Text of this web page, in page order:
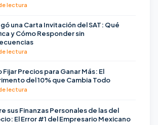
lectura
una Carta Invitación del SAT: Qué
y Cómo Responder sin
lectura
Fijar Precios para Ganar Más: El
del 10% que Cambia Todo
lectura
sus Finanzas Personales de las del
El Error #1 del Empresario Mexicano